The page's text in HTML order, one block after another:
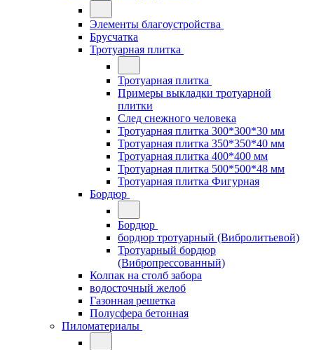
Элементы благоустройства
Брусчатка
Тротуарная плитка
Тротуарная плитка
Примеры выкладки тротуарной
плитки
След снежного человека
Тротуарная плитка 300*300*30 мм
Тротуарная плитка 350*350*40 мм
Тротуарная плитка 400*400 мм
Тротуарная плитка 500*500*48 мм
Тротуарная плитка Фигурная
Бордюр
Бордюр
бордюр тротуарный (Вибролитьевой)
Тротуарный бордюр
(Вибропрессованный)
Колпак на столб забора
водосточный желоб
Газонная решетка
Полусфера бетонная
Пиломатериалы